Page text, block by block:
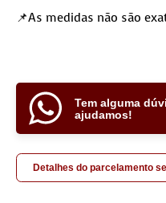
📌As medidas não são
Tem alguma
ajudamos!
Detalhes do parcelamento